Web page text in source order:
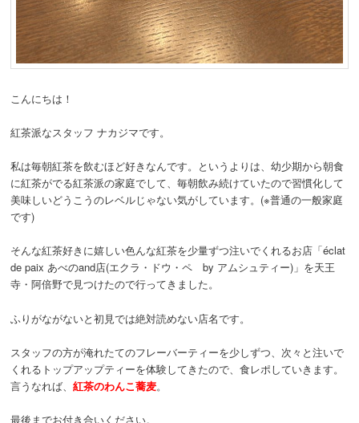
こんにちは！
紅茶派なスタッフ ナカジマです。
私は毎朝紅茶を飲むほど好きなんです。というよりは、幼少期から朝食
に紅茶がでる紅茶派の家庭でして、毎朝飲み続けていたので習慣化して
美味しいどうこうのレベルじゃない気がしています。(※普通の一般家庭
です)
そんな紅茶好きに嬉しい色んな紅茶を少量ずつ注いでくれるお店「éclat
de paix あべのand店(エクラ・ドウ・ペ by アムシュティー)」を天王
寺・阿倍野で見つけたので行ってきました。
ふりがながないと初見では絶対読めない店名です。
スタッフの方が淹れたてのフレーバーティーを少しずつ、次々と注いで
くれるトップアップティーを体験してきたので、食レポしていきます。
言うなれば、紅茶のわんこ蕎麦。
最後までお付き合いください。